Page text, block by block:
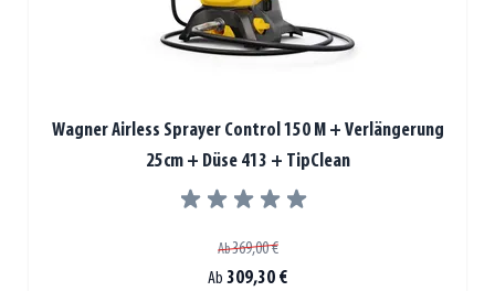
Wagner Airless Sprayer Control 150 M + Verlängerung
25cm + Düse 413 + TipClean
Ab369,00 €
Ab 309,30 €